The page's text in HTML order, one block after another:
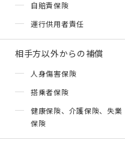
自賠責保険
運行供用者責任
相手方以外からの補償
人身傷害保険
搭乗者保険
健康保険、介護保険、失業
保険